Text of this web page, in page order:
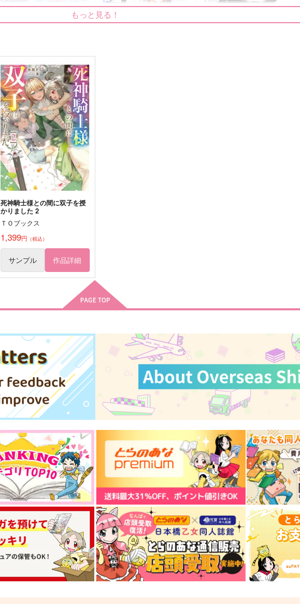
ピンクな死神
リトルビット
1,257円（税込）
五条悟×夏油傑
サンプル 作品詳細
もっと見る！
死神騎士様との間に双子を授
かりました 2
ＴＯブックス
1,399円 （税込）
サンプル 作品詳細